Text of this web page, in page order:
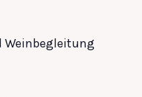
Weinbegleitung